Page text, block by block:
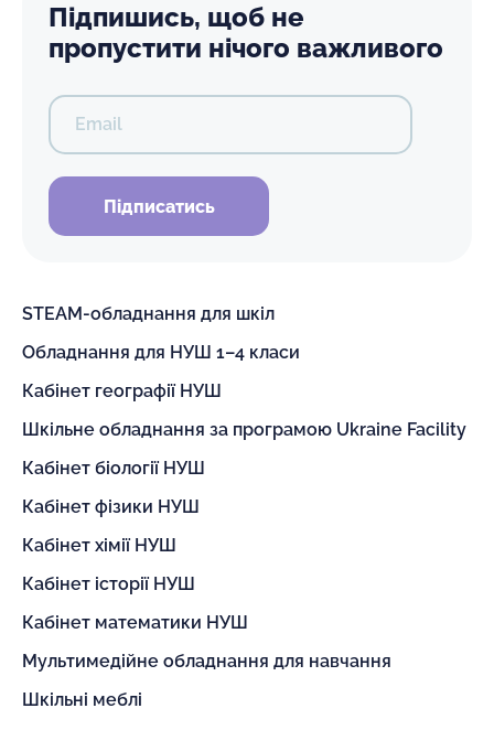
Підпишись, щоб не
пропустити нічого важливого
Email
Підписатись
STEAM-обладнання для шкіл
Обладнання для НУШ 1–4 класи
Кабінет географії НУШ
Шкільне обладнання за програмою Ukraine Facility
Кабінет біології НУШ
Кабінет фізики НУШ
Кабінет хімії НУШ
Кабінет історії НУШ
Кабінет математики НУШ
Мультимедійне обладнання для навчання
Шкільні меблі